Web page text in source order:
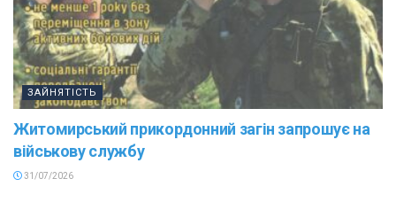
ЗАЙНЯТІСТЬ
Житомирський прикордонний загін запрошує на
військову службу
31/07/2026